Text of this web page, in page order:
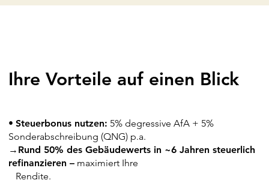
Ihre Vorteile auf einen Blick
• Steuerbonus nutzen: 5% degressive AfA + 5%
Sonderabschreibung (QNG) p.a.
→ Rund 50% des Gebäudewerts in ~6 Jahren steuerlich
refinanzieren – maximiert Ihre
Rendite.